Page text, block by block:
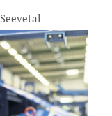
Seevetal